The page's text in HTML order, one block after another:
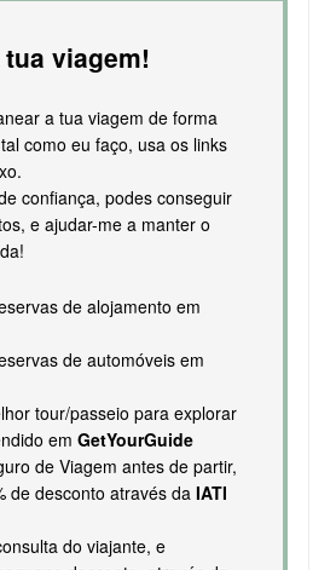
viagem!
a tua viagem de forma
como eu faço, usa os links
confiança, podes conseguir
e ajudar-me a manter o
de alojamento em
de automóveis em
tour/passeio para explorar
em GetYourGuide
de Viagem antes de partir,
de desconto através da IATI
do viajante, e